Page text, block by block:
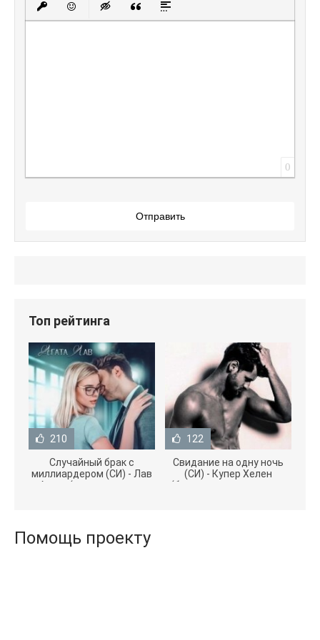
Вставить защищенную ссылку
Вставить смайлик
Вставка скрытого текста
Вставка цитаты
Вставка спойлера
0
Отправить
Топ рейтинга
210
Случайный брак с
миллиардером (СИ) - Лав
Агата (полная версия
122
Свидание на одну ночь
(СИ) - Купер Хелен
(бесплатные серии книг
Помощь проекту